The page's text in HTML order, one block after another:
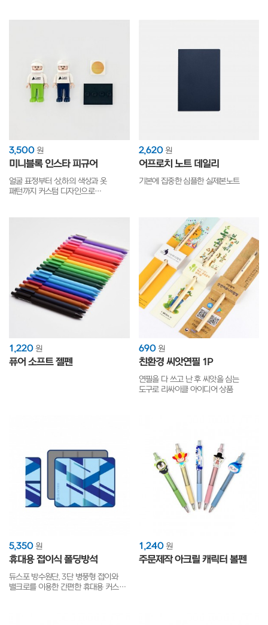
3,500 원
미니블록 인스타 피규어
얼굴 표정부터 상,하의 색상과 옷
패턴까지 커스텀 디자인으로
2,620 원
어프로치 노트 데일리
기본에 집중한 심플한 실제본노트
1,220 원
퓨어 소프트 젤펜
690 원
친환경 씨앗연필 1P
연필을 다 쓰고 난 후 씨앗을 심는
도구로 리싸이클 아이디어 상품
5,350 원
휴대용 접이식 폴딩방석
듀스포 방수원단, 3단 병풍형 접이와
밸크로를 이용한 간편한 휴대용 커스텀
1,240 원
주문제작 아크릴 캐릭터 볼펜